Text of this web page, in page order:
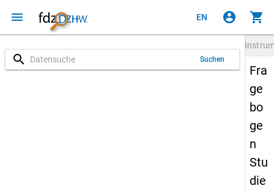
menu EN account_circle shopping_cart
search Suchen
Fra
ge
bo
ge
n
Stu
die